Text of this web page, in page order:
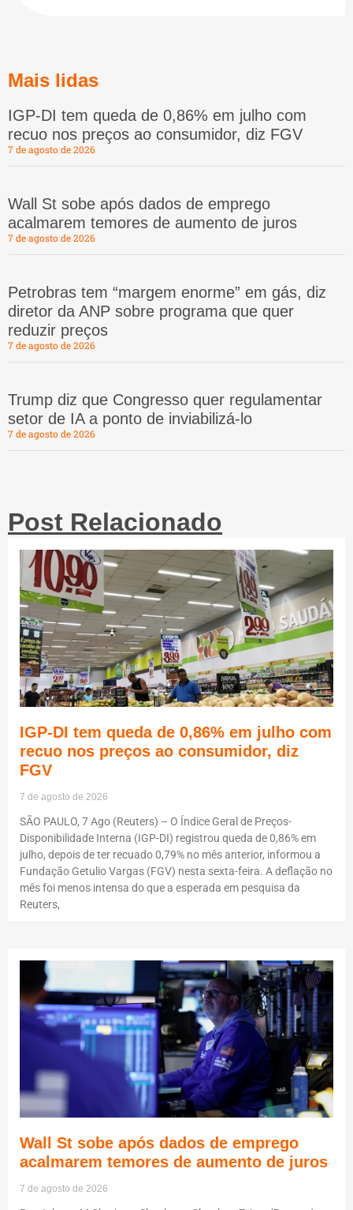
Mais lidas
IGP-DI tem queda de 0,86% em julho com
recuo nos preços ao consumidor, diz FGV
7 de agosto de 2026
Wall St sobe após dados de emprego
acalmarem temores de aumento de juros
7 de agosto de 2026
Petrobras tem “margem enorme” em gás, diz
diretor da ANP sobre programa que quer
reduzir preços
7 de agosto de 2026
Trump diz que Congresso quer regulamentar
setor de IA a ponto de inviabilizá-lo
7 de agosto de 2026
Post Relacionado
IGP-DI tem queda de 0,86% em julho com
recuo nos preços ao consumidor, diz
FGV
7 de agosto de 2026
SÃO PAULO, 7 Ago (Reuters) – O Índice Geral de Preços-
Disponibilidade Interna (IGP-DI) registrou queda de 0,86% em
julho, depois de ter recuado 0,79% no mês anterior, informou a
Fundação Getulio Vargas (FGV) nesta sexta-feira. A deflação no
mês foi menos intensa do que a esperada em pesquisa da
Reuters,
Wall St sobe após dados de emprego
acalmarem temores de aumento de juros
7 de agosto de 2026